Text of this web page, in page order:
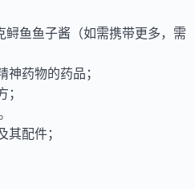
鲟鱼鱼子酱（如需携带更多，需
药物的药品；
配件；